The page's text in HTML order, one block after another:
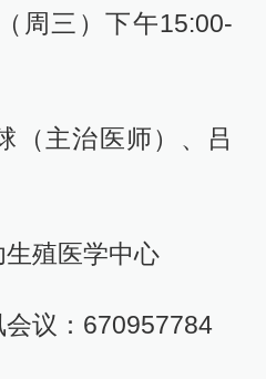
周三）下午15:00-
（主治医师）、吕
生殖医学中心
会议：670957784